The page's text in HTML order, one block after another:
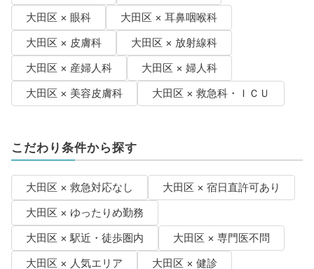
大田区 × 眼科
大田区 × 耳鼻咽喉科
大田区 × 皮膚科
大田区 × 放射線科
大田区 × 産婦人科
大田区 × 婦人科
大田区 × 美容皮膚科
大田区 × 救急科・ＩＣＵ
こだわり条件から探す
大田区 × 救急対応なし
大田区 × 宿日直許可あり
大田区 × ゆったりめ勤務
大田区 × 駅近・徒歩圏内
大田区 × 専門医不問
大田区 × 人気エリア
大田区 × 健診